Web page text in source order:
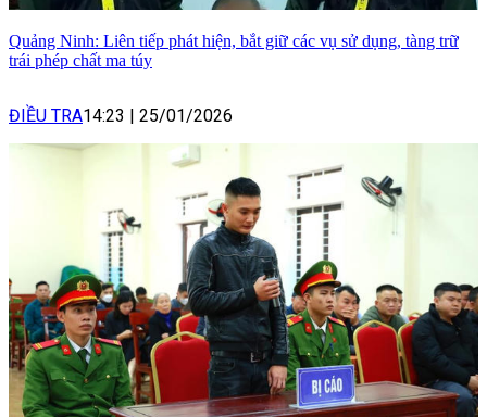
Quảng Ninh: Liên tiếp phát hiện, bắt giữ các vụ sử dụng, tàng trữ
trái phép chất ma túy
ĐIỀU TRA14:23 | 25/01/2026